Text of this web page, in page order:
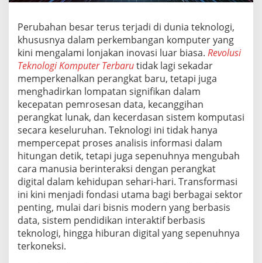
t
e
r
T
e
r
b
a
u
Perubahan besar terus terjadi di dunia teknologi,
khususnya dalam perkembangan komputer yang
kini mengalami lonjakan inovasi luar biasa. Revolusi
Teknologi Komputer Terbarutidak lagi sekadar
memperkenalkan perangkat baru, tetapi juga
menghadirkan lompatan signifikan dalam
kecepatan pemrosesan data, kecanggihan
perangkat lunak, dan kecerdasan sistem komputasi
secara keseluruhan. Teknologi ini tidak hanya
mempercepat proses analisis informasi dalam
hitungan detik, tetapi juga sepenuhnya mengubah
cara manusia berinteraksi dengan perangkat
digital dalam kehidupan sehari-hari. Transformasi
ini kini menjadi fondasi utama bagi berbagai sektor
penting, mulai dari bisnis modern yang berbasis
data, sistem pendidikan interaktif berbasis
teknologi, hingga hiburan digital yang sepenuhnya
terkoneksi.